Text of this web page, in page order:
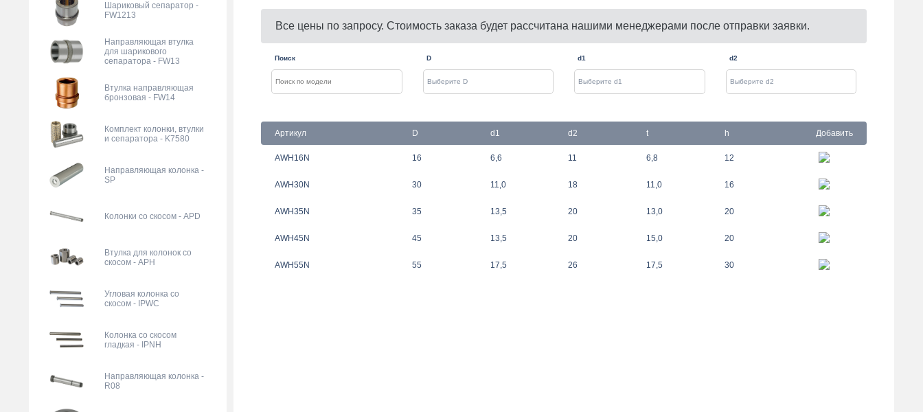
Шариковый сепаратор -
FW1213
Направляющая втулка
для шарикового
сепаратора - FW13
Втулка направляющая
бронзовая - FW14
Комплект колонки, втулки
и сепаратора - K7580
Направляющая колонка -
SP
Колонки со скосом - APD
Втулка для колонок со
скосом - APH
Угловая колонка со
скосом - IPWC
Колонка со скосом
гладкая - IPNH
Направляющая колонка -
R08
Все цены по запросу. Стоимость заказа будет рассчитана нашими менеджерами после отправки заявки.
Поиск D d1 d2
Артикул D d1 d2 t h Добавить
AWH16N 16 6,6 11 6,8 12
AWH30N 30 11,0 18 11,0 16
AWH35N 35 13,5 20 13,0 20
AWH45N 45 13,5 20 15,0 20
AWH55N 55 17,5 26 17,5 30